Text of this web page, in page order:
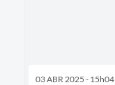
03 ABR 2025 - 15h04